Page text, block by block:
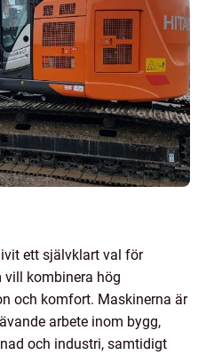
ett självklart val för
vill kombinera hög
och komfort. Maskinerna är
arbete inom bygg,
och industri, samtidigt